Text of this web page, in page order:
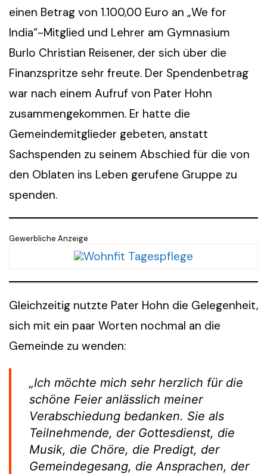
einen Betrag von 1.100,00 Euro an „We for
India“-Mitglied und Lehrer am Gymnasium
Burlo Christian Reisener, der sich über die
Finanzspritze sehr freute. Der Spendenbetrag
war nach einem Aufruf von Pater Hohn
zusammengekommen. Er hatte die
Gemeindemitglieder gebeten, anstatt
Sachspenden zu seinem Abschied für die von
den Oblaten ins Leben gerufene Gruppe zu
spenden.
Gewerbliche Anzeige
Gleichzeitig nutzte Pater Hohn die Gelegenheit,
sich mit ein paar Worten nochmal an die
Gemeinde zu wenden:
„Ich möchte mich sehr herzlich für die
schöne Feier anlässlich meiner
Verabschiedung bedanken. Sie als
Teilnehmende, der Gottesdienst, die
Musik, die Chöre, die Predigt, der
Gemeindegesang, die Ansprachen, der